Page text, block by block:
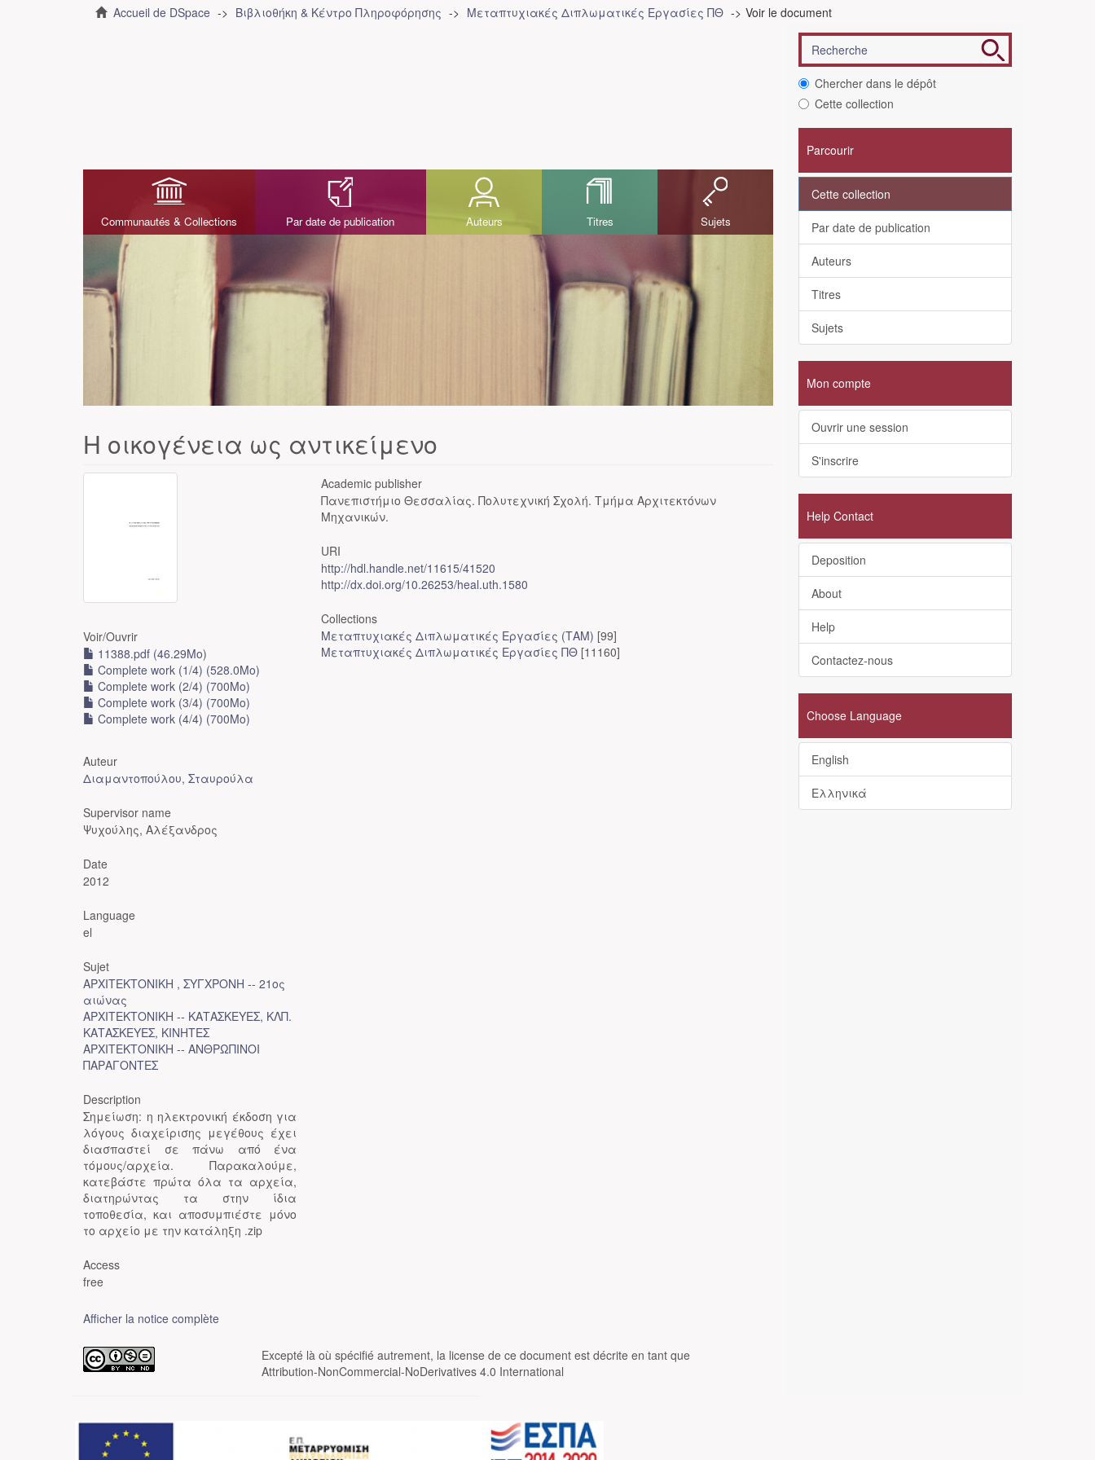
Accueil de DSpace Βιβλιοθήκη & Κέντρο Πληροφόρησης Μεταπτυχιακές Διπλωματικές Εργασίες ΠΘ Voir le document
Communautés & Collections Par date de publication Auteurs Titres Sujets
Η οικογένεια ως αντικείμενο
Voir/Ouvrir
11388.pdf (46.29Mo)
Complete work (1/4) (528.0Mo)
Complete work (2/4) (700Mo)
Complete work (3/4) (700Mo)
Complete work (4/4) (700Mo)
Auteur
Διαμαντοπούλου, Σταυρούλα
Supervisor name
Ψυχούλης, Αλέξανδρος
Date
2012
Language
el
Sujet
ΑΡΧΙΤΕΚΤΟΝΙΚΗ , ΣΥΓΧΡΟΝΗ -- 21ος
αιώνας
ΑΡΧΙΤΕΚΤΟΝΙΚΗ -- ΚΑΤΑΣΚΕΥΕΣ, ΚΛΠ.
ΚΑΤΑΣΚΕΥΕΣ, ΚΙΝΗΤΕΣ
ΑΡΧΙΤΕΚΤΟΝΙΚΗ -- ΑΝΘΡΩΠΙΝΟΙ
ΠΑΡΑΓΟΝΤΕΣ
Description
Σημείωση: η ηλεκτρονική έκδοση για
λόγους διαχείρισης μεγέθους έχει
διασπαστεί σε πάνω από ένα
τόμους/αρχεία. Παρακαλούμε,
κατεβάστε πρώτα όλα τα αρχεία,
διατηρώντας τα στην ίδια
τοποθεσία, και αποσυμπιέστε μόνο
το αρχείο με την κατάληξη .zip
Access
free
Afficher la notice complète
Academic publisher
Πανεπιστήμιο Θεσσαλίας. Πολυτεχνική Σχολή. Τμήμα Αρχιτεκτόνων
Μηχανικών.
URI
http://hdl.handle.net/11615/41520
http://dx.doi.org/10.26253/heal.uth.1580
Collections
Μεταπτυχιακές Διπλωματικές Εργασίες (ΤΑΜ) [99]
Μεταπτυχιακές Διπλωματικές Εργασίες ΠΘ [11160]
Excepté là où spécifié autrement, la license de ce document est décrite en tant que
Attribution-NonCommercial-NoDerivatives 4.0 International
Chercher dans le dépôt
Cette collection
Parcourir
Cette collection
Par date de publication
Auteurs
Titres
Sujets
Mon compte
Ouvrir une session
S'inscrire
Help Contact
Deposition
About
Help
Contactez-nous
Choose Language
English
Ελληνικά